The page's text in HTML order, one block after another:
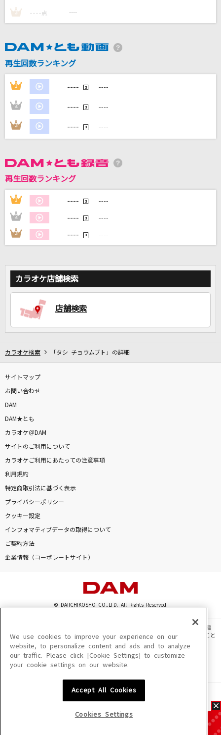
かりゆし58
いきものがかり
紅葉愛唄
GARNiDELiA
メランコリーキッチン
米津玄師
MATSURI
[生音]RAGE OF DUST
SPYAIR
カラオケをもっと楽しもう！
3 ---- 点 ----
再生回数ランキング
1 ---- 回 ----
2 ---- 回 ----
3 ---- 回 ----
再生回数ランキング
1 ---- 回 ----
2 ---- 回 ----
3 ---- 回 ----
カラオケ店舗検索
店舗検索
カラオケ検索 「タシ チョウムブト」の詳細
サイトマップ
お問い合わせ
DAM
DAM★とも
カラオケ＠DAM
サイトのご利用について
カラオケご利用にあたっての注意事項
利用規約
特定商取引法に基づく表示
プライバシーポリシー
クッキー設定
インフォマティブデータの取得について
ご契約方法
企業情報（コーポレートサイト）
© DAIICHIKOSHO CO.,LTD. All Rights Reserved.
このサイトに掲載されている一切の文章・画像・写真・動画・音声等を、手段や形態
を問わず、著作権法の定める範囲を超えて無断で複製、転載、ファイル化などすること
を禁じます。
楽曲及びコンテンツは、機種によりご利用いただけない場合があります。
楽曲及びコンテンツの配信日、配信内容が変更になる場合があります。
We use cookies to improve your experience on our
website, to personalize content and ads and to analyze
our traffic. Please click [Cookie Settings] to customize
your cookie settings on our website.
Accept All Cookies
Cookies Settings